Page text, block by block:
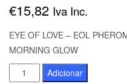
€15,82 Iva Inc.
EYE OF LOVE – EOL
MORNING GLOW
QuantidadeAdicionar